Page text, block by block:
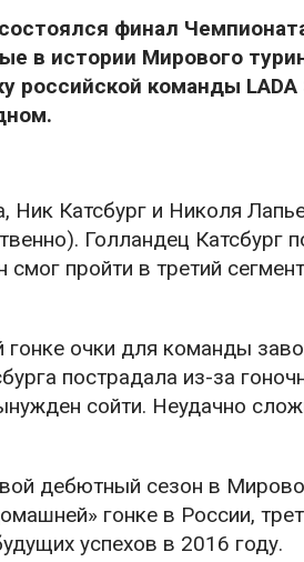
финал
в истории Мирового
российской команды LADA
Катсбург и Николя
Голландец Катсбург
пройти в третий сегмент
очки для команды
пострадала из-за
сойти. Неудачно
дебютный сезон в
гонке в России,
успехов в 2016 году.